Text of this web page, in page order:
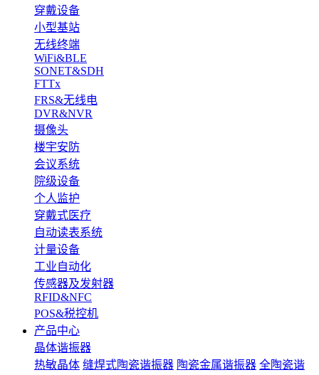
穿戴设备
小型基站
无线终端
WiFi&BLE
SONET&SDH
FTTx
FRS&无线电
DVR&NVR
摄像头
楼宇安防
会议系统
院级设备
个人监护
穿戴式医疗
自动读表系统
计量设备
工业自动化
传感器及发射器
RFID&NFC
POS&税控机
产品中心
晶体谐振器
热敏晶体 缝焊式陶瓷谐振器 陶瓷金属谐振器 全陶瓷谐